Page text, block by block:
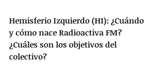
Hemisferio Izquierdo (HI): ¿Cuándo
y cómo nace Radioactiva FM?
¿Cuáles son los objetivos del
colectivo?